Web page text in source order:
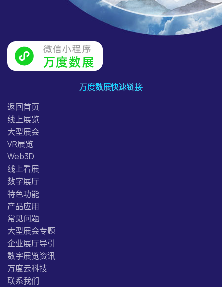
万度数展快速链接
返回首页
线上展览
大型展会
VR展览
Web3D
线上看展
数字展厅
特色功能
产品应用
常见问题
大型展会专题
企业展厅导引
数字展览资讯
万度云科技
联系我们